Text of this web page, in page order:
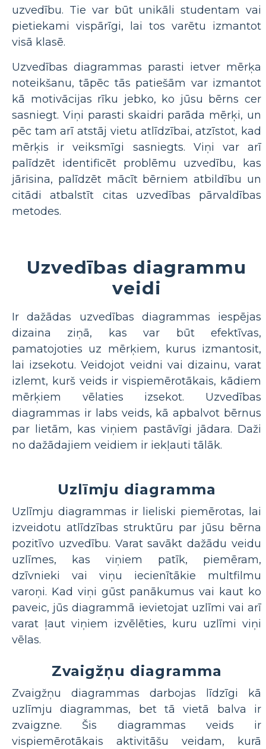
uzvedību. Tie var būt unikāli studentam vai
pietiekami vispārīgi, lai tos varētu izmantot
visā klasē.
Uzvedības diagrammas parasti ietver mērķa
noteikšanu, tāpēc tās patiešām var izmantot
kā motivācijas rīku jebko, ko jūsu bērns cer
sasniegt. Viņi parasti skaidri parāda mērķi, un
pēc tam arī atstāj vietu atlīdzībai, atzīstot, kad
mērķis ir veiksmīgi sasniegts. Viņi var arī
palīdzēt identificēt problēmu uzvedību, kas
jārisina, palīdzēt mācīt bērniem atbildību un
citādi atbalstīt citas uzvedības pārvaldības
metodes.
Uzvedības diagrammu
veidi
Ir dažādas uzvedības diagrammas iespējas
dizaina ziņā, kas var būt efektīvas,
pamatojoties uz mērķiem, kurus izmantosit,
lai izsekotu. Veidojot veidni vai dizainu, varat
izlemt, kurš veids ir vispiemērotākais, kādiem
mērķiem vēlaties izsekot. Uzvedības
diagrammas ir labs veids, kā apbalvot bērnus
par lietām, kas viņiem pastāvīgi jādara. Daži
no dažādajiem veidiem ir iekļauti tālāk.
Uzlīmju diagramma
Uzlīmju diagrammas ir lieliski piemērotas, lai
izveidotu atlīdzības struktūru par jūsu bērna
pozitīvo uzvedību. Varat savākt dažādu veidu
uzlīmes, kas viņiem patīk, piemēram,
dzīvnieki vai viņu iecienītākie multfilmu
varoņi. Kad viņi gūst panākumus vai kaut ko
paveic, jūs diagrammā ievietojat uzlīmi vai arī
varat ļaut viņiem izvēlēties, kuru uzlīmi viņi
vēlas.
Zvaigžņu diagramma
Zvaigžņu diagrammas darbojas līdzīgi kā
uzlīmju diagrammas, bet tā vietā balva ir
zvaigzne. Šis diagrammas veids ir
vispiemērotākais aktivitāšu veidam, kurā